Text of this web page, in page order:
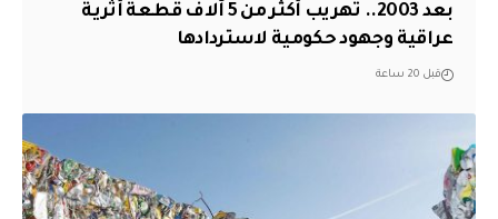
بعد 2003.. تهريب أكثر من 5 آلاف قطعة أثرية
عراقية وجهود حكومية لاستردادها
قبل 20 ساعة